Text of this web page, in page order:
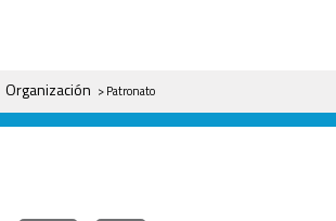
Organización > Patronato